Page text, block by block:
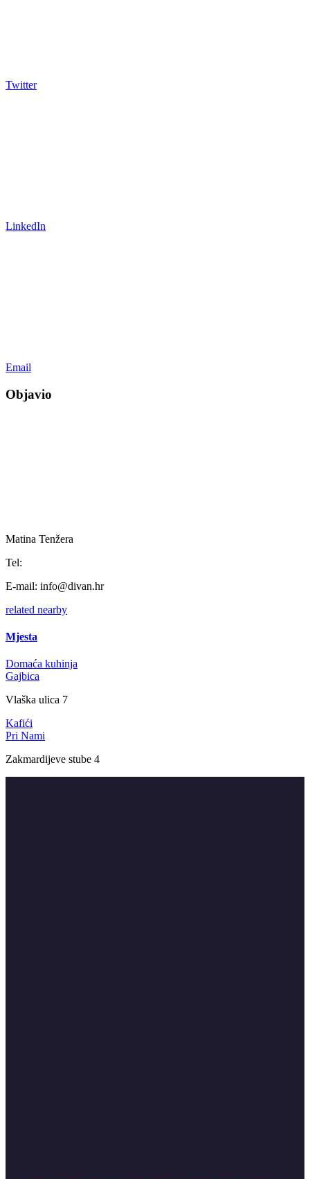
Twitter
LinkedIn
Email
Objavio
Matina Tenžera
Tel:
E-mail: info@divan.hr
related nearby
Mjesta
Domaća kuhinja
Gajbica
Vlaška ulica 7
Kafići
Pri Nami
Zakmardijeve stube 4